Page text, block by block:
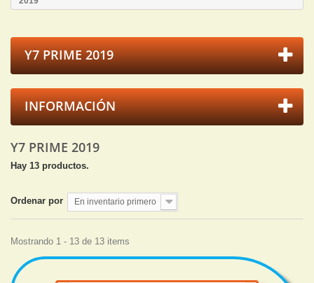
Y7 PRIME 2019
INFORMACIÓN
Y7 PRIME 2019
Hay 13 productos.
Ordenar por En inventario primero
Mostrando 1 - 13 de 13 items